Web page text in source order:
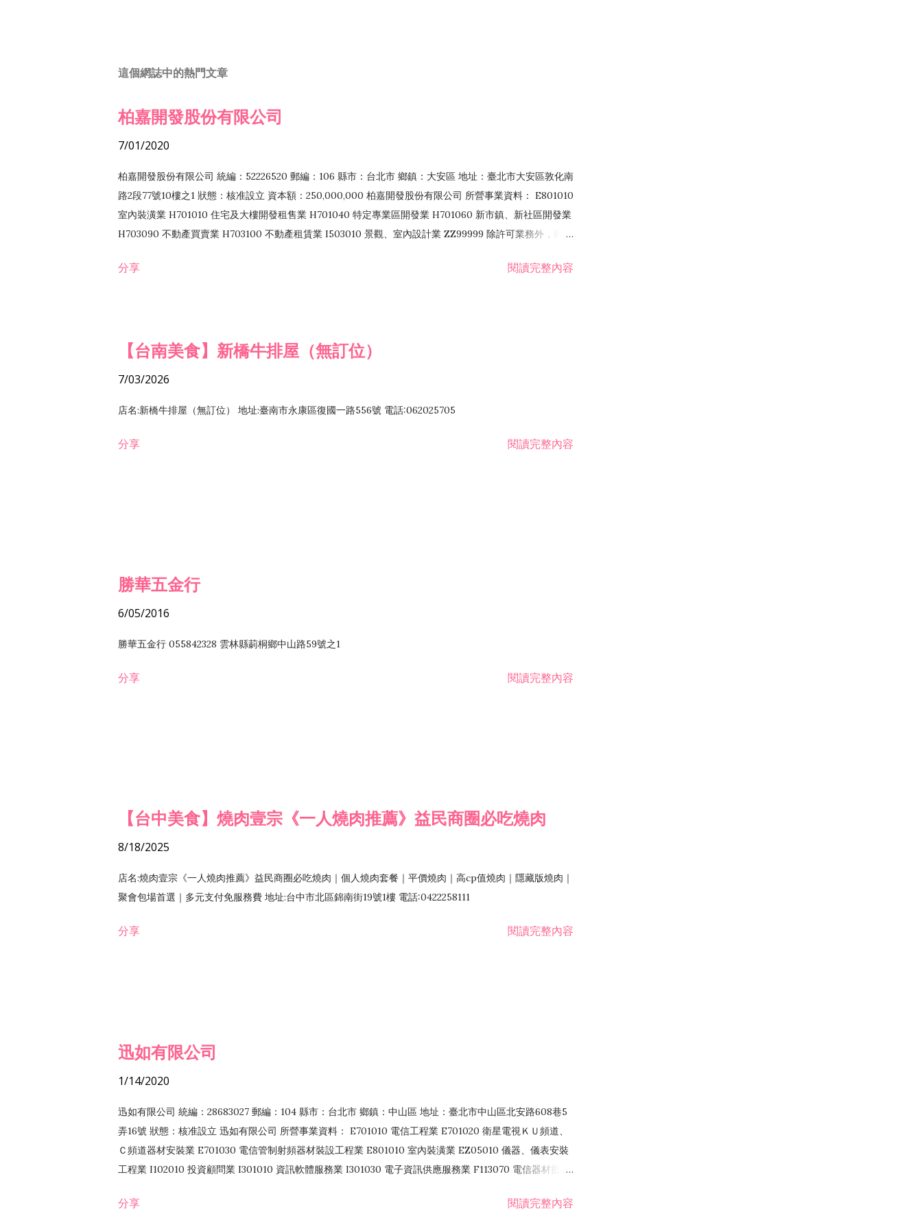
這個網誌中的熱門文章
柏嘉開發股份有限公司
7/01/2020
柏嘉開發股份有限公司 統編：52226520 郵編：106 縣市：台北市 鄉鎮：大安區 地址：臺北市大安區敦化南
路2段77號10樓之1 狀態：核准設立 資本額：250,000,000 柏嘉開發股份有限公司 所營事業資料： E801010
室內裝潢業 H701010 住宅及大樓開發租售業 H701040 特定專業區開發業 H701060 新市鎮、新社區開發業
H703090 不動產買賣業 H703100 不動產租賃業 I503010 景觀、室內設計業 ZZ99999 除許可業務外，得經
分享 閱讀完整內容
【台南美食】新橋牛排屋（無訂位）
7/03/2026
店名:新橋牛排屋（無訂位） 地址:臺南市永康區復國一路556號 電話:062025705
分享 閱讀完整內容
勝華五金行
6/05/2016
勝華五金行 055842328 雲林縣莿桐鄉中山路59號之1
分享 閱讀完整內容
【台中美食】燒肉壹宗《一人燒肉推薦》益民商圈必吃燒肉
8/18/2025
店名:燒肉壹宗《一人燒肉推薦》益民商圈必吃燒肉｜個人燒肉套餐｜平價燒肉｜高cp值燒肉｜隱藏版燒肉｜
聚會包場首選｜多元支付免服務費 地址:台中市北區錦南街19號1樓 電話:0422258111
分享 閱讀完整內容
迅如有限公司
1/14/2020
迅如有限公司 統編：28683027 郵編：104 縣市：台北市 鄉鎮：中山區 地址：臺北市中山區北安路608巷5
弄16號 狀態：核准設立 迅如有限公司 所營事業資料： E701010 電信工程業 E701020 衛星電視ＫＵ頻道、
Ｃ頻道器材安裝業 E701030 電信管制射頻器材裝設工程業 E801010 室內裝潢業 EZ05010 儀器、儀表安裝
工程業 I102010 投資顧問業 I301010 資訊軟體服務業 I301030 電子資訊供應服務業 F113070 電信器材批發
務 F102030 菸酒批發業 F203020 菸酒零售業 F401171 酒類輸入業
分享 閱讀完整內容